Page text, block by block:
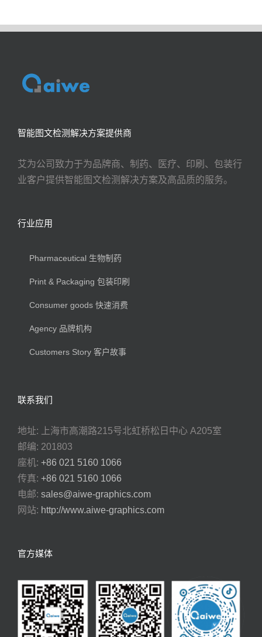
智能图文检测解决方案提供商
艾为公司致力于为品牌商、制药、医疗、印刷、包装行
业客户提供智能图文检测解决方案及高品质的服务。
行业应用
Pharmaceutical 生物制药
Print & Packaging 包装印刷
Consumer goods 快速消费
Agency 品牌机构
Customers Story 客户故事
联系我们
地址: 上海市高潮路215号北虹桥松日中心 A205室
邮编: 201803
座机: +86 021 5160 1066
传真: +86 021 5160 1066
电邮: sales@aiwe-graphics.com
网站: http://www.aiwe-graphics.com
官方媒体